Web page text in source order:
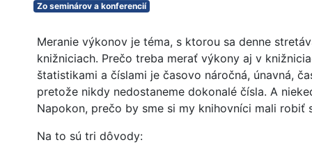
Zo seminárov a konferencií
Meranie výkonov je téma, s ktorou sa denne
knižniciach. Prečo treba merať výkony aj v
štatistikami a číslami je časovo náročná, únavná,
pretože nikdy nedostaneme dokonalé čísla. A
Napokon, prečo by sme si my knihovníci mali robiť
Na to sú tri dôvody: